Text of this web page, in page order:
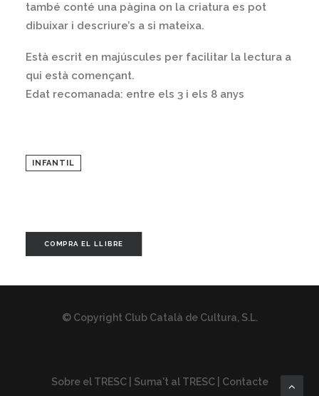
també conté una pàgina on la criatura es pot
dibuixar i descriure’s a si mateixa.
Està escrit en majúscules per facilitar la lectura a
qui està començant.
Edat recomanada: entre els 3 i els 8 anys
INFANTIL
COMPRA EL LLIBRE
© Copyright Club Català de Cultura, S.L.
Sobre el TRESC| Suma't al TRESC| Contacte